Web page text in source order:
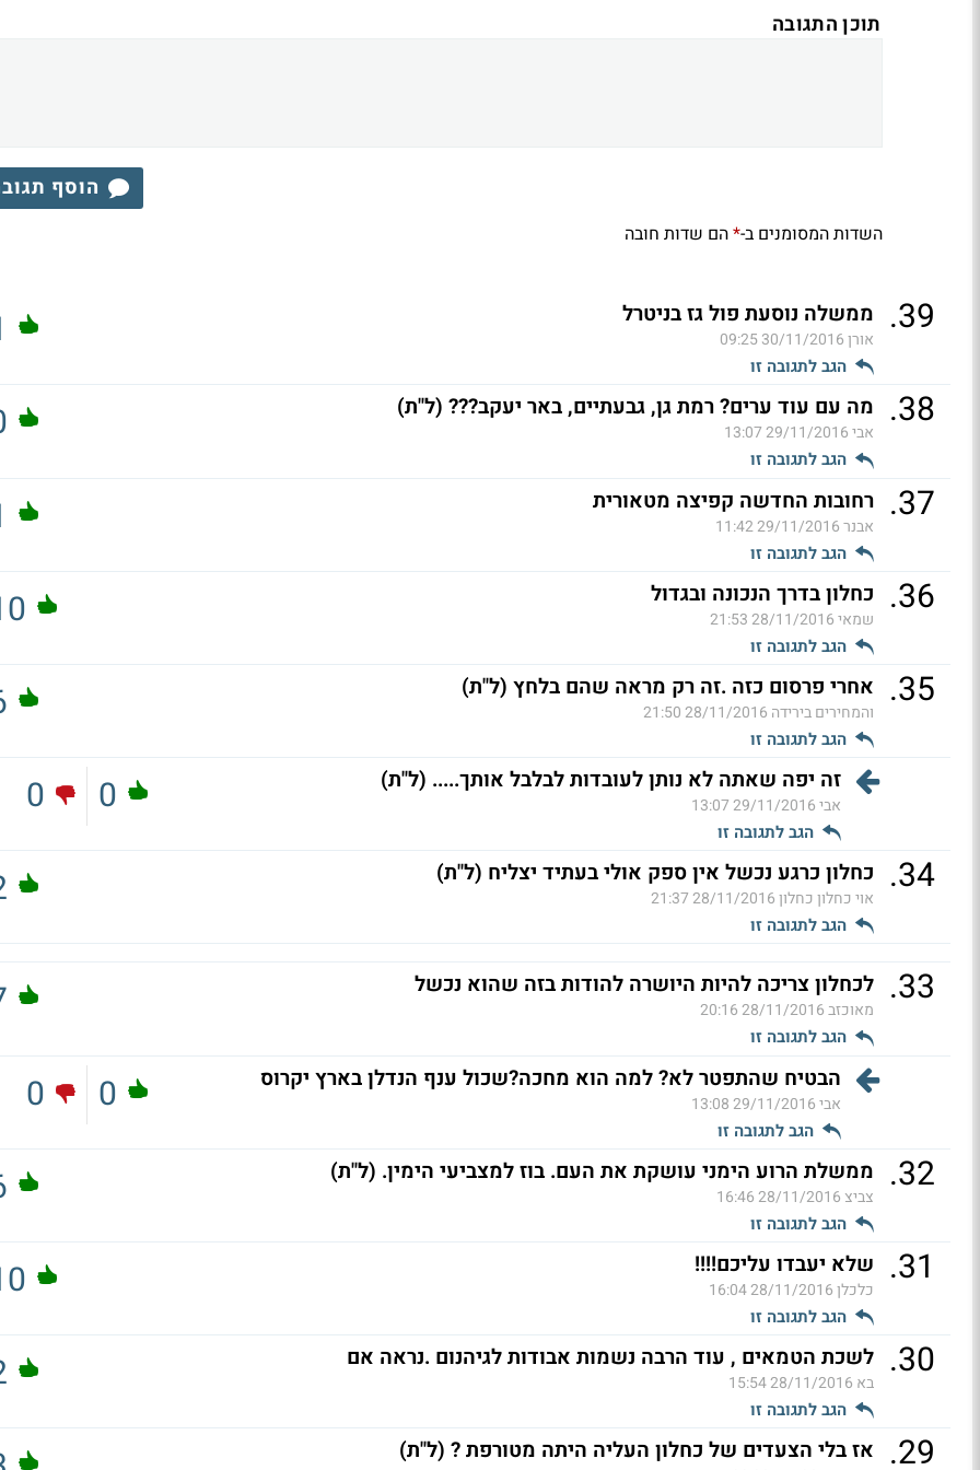
תוכן התגובה
הוסף
השדות המסומנים ב-*הם שדות חובה
39
. ממשלה נוסעת פול גז בניטרל
אורן30/11/2016 09:25
הגב לתגובה זו
38
. מה עם עוד ערים? רמת גן, גבעתיים, באר יעקב??? (ל"ת)
אבי29/11/2016 13:07
הגב לתגובה זו
37
. רחובות החדשה קפיצה מטאורית
אבנר29/11/2016 11:42
הגב לתגובה זו
36
. כחלון בדרך הנכונה ובגדול
שמאי28/11/2016 21:53
הגב לתגובה זו
35
. אחרי פרסום כזה .זה רק מראה שהם בלחץ (ל"ת)
והמחירים בירידה 28/11/2016 21:50
הגב לתגובה זו
זה יפה שאתה לא נותן לעובדות לבלבל אותך..... (ל"ת)
אבי29/11/2016 13:07
הגב לתגובה זו
0
0
34
. כחלון כרגע נכשל אין ספק אולי בעתיד יצליח (ל"ת)
אוי כחלון כחלון28/11/2016 21:37
הגב לתגובה זו
33
. לכחלון צריכה להיות היושרה להודות בזה שהוא נכשל
מאוכזב28/11/2016 20:16
הגב לתגובה זו
הבטיח שהתפטר לא? למה הוא מחכה?שכול ענף הנדלן בארץ יקרוס
אבי29/11/2016 13:08
הגב לתגובה זו
0
0
32
. ממשלת הרוע הימני עושקת את העם. בוז למצביעי הימין. (ל"ת)
צביצ 28/11/2016 16:46
הגב לתגובה זו
31
. שלא יעבדו עליכם!!!!
כלכלן28/11/2016 16:04
הגב לתגובה זו
30
. לשכת הטמאים , עוד הרבה נשמות אבודות לגיהנום .נראה אם
בא 28/11/2016 15:54
הגב לתגובה זו
29
. אז בלי הצעדים של כחלון העליה היתה מטורפת ? (ל"ת)